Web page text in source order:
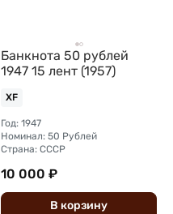
Банкнота 50 рублей
1947 15 лент (1957)
XF
Год: 1947
Номинал: 50 Рублей
Страна: СССР
10 000 ₽
В корзину